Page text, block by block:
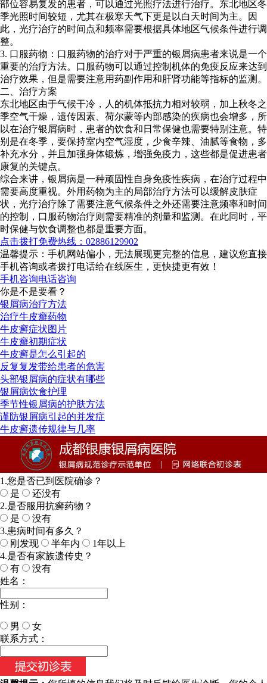
部位容易复发的患者，可以通过光照疗法进行治疗。东北地区冬
季光照时间较短，尤其在极寒天气下更是以白天时间为主。因
此，光疗治疗的时间点和频率需要根据具体地区气候条件进行调
整。
3. 口服药物：口服药物的治疗对于严重的银屑病患者来说是一个
重要的治疗方法。口服药物可以通过控制机体的免疫反应来达到
治疗效果，但是需要注意用药副作用和肝肾功能等指标的监测。
二、治疗方案
东北地区由于气候干冷，人的机体抵抗力相对较弱，加上秋冬之
季空气干燥，遗传因素、荷尔蒙等内部感染的疾病也会增多，所
以在治疗银屑病时，患者的饮食和日常保健也需要特别注意。特
别是在冬季，要保持室内空气湿度，少食辛辣、油腻等食物，多
补充水分，并且加强身体锻炼，增强免疫力，这些都是促进患者
康复的关键点。
综合来讲，银屑病是一种顽固性自身免疫性疾病，在治疗过程中
需要高度重视。外用药物为主的局部治疗方法可以缓解皮肤症
状，光疗治疗除了需要注意气候条件之外还需要注意频率和时间
的控制，口服药物治疗则需要精准的剂量和监测。在此同时，平
时保健与饮食调整也都是重要方面。
点击拨打免费热线：02886129902
温馨提示：手机网站偏小，无法展现更完整的信息，建议您直接
手机咨询或者拨打电话给在线医生，更快捷更有效！
手机咨询电话咨询
你是不是要看？
银屑病治疗方法
治疗牛皮癣药物
牛皮癣症状图片
牛皮癣初期症状
牛皮癣是怎么引起的
反复复发带给患者的危害
头部银屑病的症状有哪些
银屑病饮食护理
季节性银屑病的护肤方法
谨防银屑病引起的并发症
牛皮癣遗传规律与几率
1.您是否已到医院确诊？
是
还没有
2.是否服用抗癣药物？
是
没有
3.患病时间有多久？
刚发现
半年内
1年以上
4.是否有家族遗传史？
有
没有
姓名：
性别：
男
女
今天日期：
联系方式：